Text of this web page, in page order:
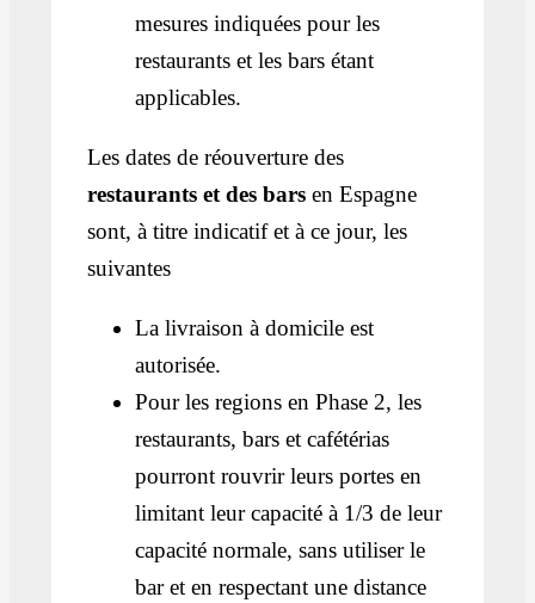
mesures indiquées pour les
restaurants et les bars étant
applicables.
Les dates de réouverture des
restaurants et des bars en Espagne
sont, à titre indicatif et à ce jour, les
suivantes
La livraison à domicile est
autorisée.
Pour les regions en Phase 2, les
restaurants, bars et cafétérias
pourront rouvrir leurs portes en
limitant leur capacité à 1/3 de leur
capacité normale, sans utiliser le
bar et en respectant une distance